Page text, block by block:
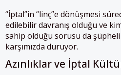
“İptal”in “linç”e dönüşmesi
edilebilir davranış olduğu ve
sahip olduğu sorusu da
karşımızda duruyor.
Azınlıklar ve İptal